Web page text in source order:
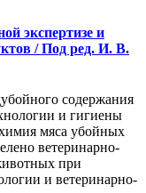
экспертизе и
/ Под ред. И. В.
содержания
и гигиены
мяса убойных
ветеринарно-
при
и ветеринарно-